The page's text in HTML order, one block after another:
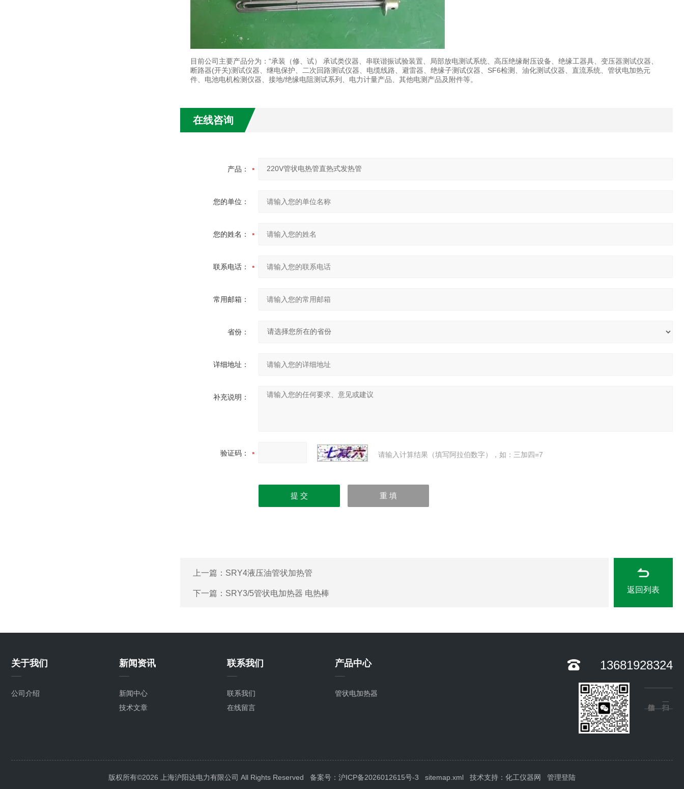
目前公司主要产品分为：“承装（修、试） 承试类仪器、串联谐振试验装置、局部放电测试系统、高压绝缘耐压设备、绝缘工器具、变压器测试仪器、
断路器(开关)测试仪器、继电保护、二次回路测试仪器、电缆线路、避雷器、绝缘子测试仪器、SF6检测、油化测试仪器、直流系统、管状电加热元
件、电池电机检测仪器、接地/绝缘电阻测试系列、电力计量产品、其他电测产品及附件等。
在线咨询
产品：
您的单位：
您的姓名：
联系电话：
常用邮箱：
省份：
详细地址：
补充说明：
验证码： 请输入计算结果（填写阿拉伯数字），如：三加四=7
上一篇： SRY4液压油管状加热管
下一篇： SRY3/5管状电加热器 电热棒 返回列表
关于我们
公司介绍
新闻资讯
新闻中心
技术文章
联系我们
联系我们
在线留言
产品中心
管状电加热器
13681928324
版权所有©2026 上海沪阳达电力有限公司 All Rights Reserved 备案号：沪ICP备2026012615号-3 sitemap.xml 技术支持： 化工仪器网 管理登陆